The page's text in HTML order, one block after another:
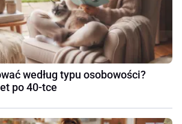
według typu osobowości?
po 40-tce